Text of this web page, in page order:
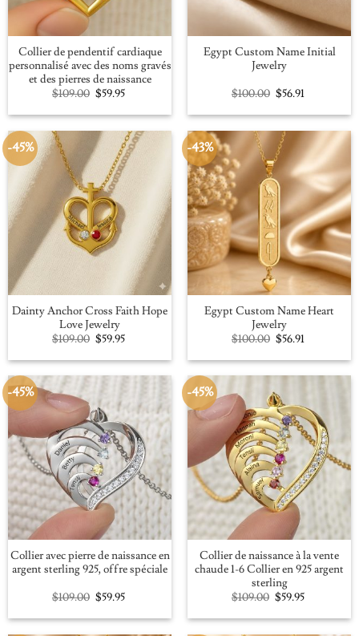
Collier de pendentif cardiaque
personnalisé avec des noms gravés
et des pierres de naissance
$109.00 Original
was:
$59.95Current
is:
Egypt Custom Name Initial
Jewelry
$100.00 Original
was:
$56.91Current
is:
-45%
Dainty Anchor Cross Faith Hope
Love Jewelry
$109.00 Original
was:
$59.95Current
is:
-43%
Egypt Custom Name Heart
Jewelry
$100.00 Original
was:
$56.91Current
is:
-45%
Collier avec pierre de naissance en
argent sterling 925, offre spéciale
$109.00 Original
was:
$59.95Current
is:
-45%
Collier de naissance à la vente
chaude 1-6 Collier en 925 argent
sterling
$109.00 Original
was:
$59.95Current
is: